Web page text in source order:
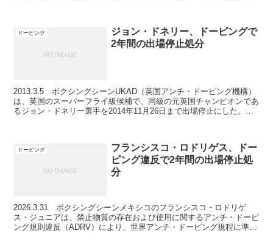
ドーピング
ジョン・ドネリー、ドーピングで
2年間の出場停止処分
2013.3.5 ボクシングシーンUKAD（英国アンチ・ドーピング機構）
は、英国のスーパーフライ級候補で、同級の元英国チャンピオンであ
るジョン・ドネリー選手を2014年11月26日まで出場停止にした。
ドーピング
フランシスコ・ロドリゲス、ドー
ピング違反で2年間の出場停止処
分
2026.3.31 ボクシングシーンメキシコのフランシスコ・ロドリゲ
ス・ジュニアは、禁止物質の存在および使用に関するアンチ・ドーピ
ング規則違反（ADRV）により、世界アンチ・ドーピング規程に準拠